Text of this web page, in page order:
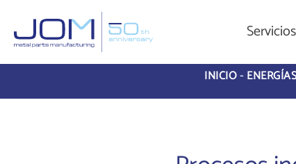
Servicios
INICIO-